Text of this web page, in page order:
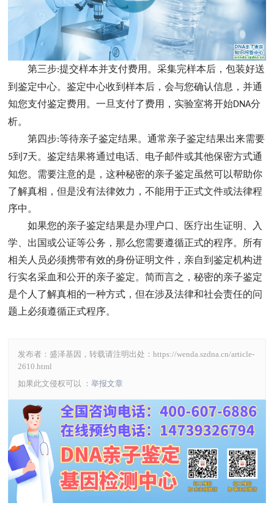
第三步:提交样本并支付费用。采集完样本后，包装好送
到鉴定中心。鉴定中心收到样本后，会与您确认信息，并通
知您支付鉴定费用。一旦支付了费用，实验室将开始DNA分
析。
第四步:等待亲子鉴定结果。通常亲子鉴定结果出来需要
5到 7天。鉴定结果将通过电话、电子邮件或其他保密方式通
知您。需要注意的是，这种秘密的亲子鉴定虽然可以帮助你
了解真相，但是没有法律效力，不能用于正式文件或法律程
序中。
如果您的亲子鉴定结果是办理户口、医疗出生证明、入
学、出国或公证等公务，那么您需要遵循正式的程序。所有
相关人员必须携带有效的身份证明文件，亲自到鉴定机构进
行实名采血和公开的亲子鉴定。简而言之，秘密的亲子鉴定
是个人了解真相的一种方式，但在涉及法律和社会责任的问
题上必须遵循正式程序。
发布者：盛泽基因，转载请注明出处： https://wenda.szdna.cn/article-
2610.html
如果此文侵权可以 ： 举报文章